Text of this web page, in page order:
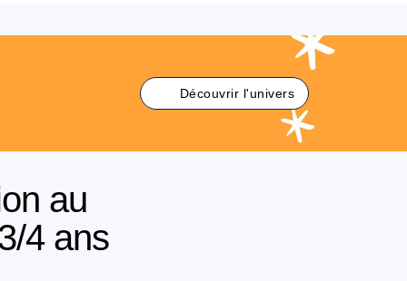
Découvrir l'univers
au
4 ans